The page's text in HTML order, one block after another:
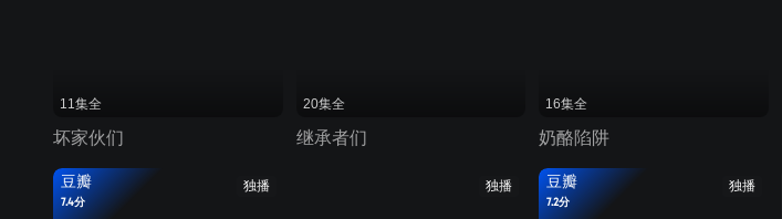
11集全
坏家伙们
20集全
继承者们
16集全
奶酪陷阱
独播
豆瓣
7.4分
独播 独播
豆瓣
7.2分